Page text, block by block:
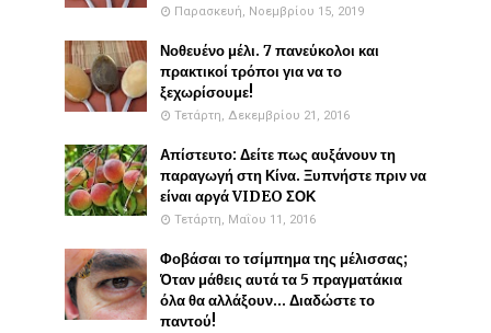
Παρασκευή, Νοεμβρίου 15, 2019
Νοθευένο μέλι. 7 πανεύκολοι και
πρακτικοί τρόποι για να το
ξεχωρίσουμε!
Τετάρτη, Δεκεμβρίου 21, 2016
Απίστευτο: Δείτε πως αυξάνουν τη
παραγωγή στη Κίνα. Ξυπνήστε πριν να
είναι αργά VIDEO ΣΟΚ
Τετάρτη, Μαΐου 11, 2016
Φοβάσαι το τσίμπημα της μέλισσας;
Όταν μάθεις αυτά τα 5 πραγματάκια
όλα θα αλλάξουν... Διαδώστε το
παντού!